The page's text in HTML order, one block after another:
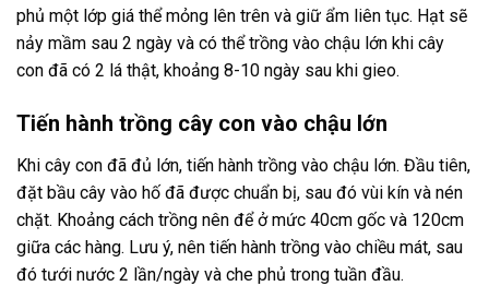
phủ một lớp giá thể mỏng lên trên và giữ ẩm liên tục. Hạt sẽ
nảy mầm sau 2 ngày và có thể trồng vào chậu lớn khi cây
con đã có 2 lá thật, khoảng 8-10 ngày sau khi gieo.
Tiến hành trồng cây con vào chậu lớn
Khi cây con đã đủ lớn, tiến hành trồng vào chậu lớn. Đầu tiên,
đặt bầu cây vào hố đã được chuẩn bị, sau đó vùi kín và nén
chặt. Khoảng cách trồng nên để ở mức 40cm gốc và 120cm
giữa các hàng. Lưu ý, nên tiến hành trồng vào chiều mát, sau
đó tưới nước 2 lần/ngày và che phủ trong tuần đầu.